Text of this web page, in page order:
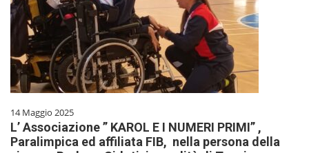
14 Maggio 2025
L’ Associazione ” KAROL E I NUMERI PRIMI” ,
Paralimpica ed affiliata FIB, nella persona della